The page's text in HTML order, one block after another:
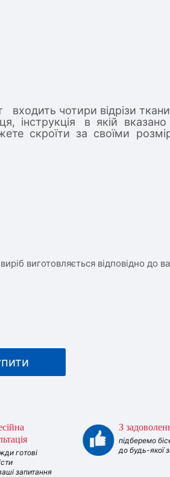
чотири відрізи
інструкція в якій
скроїти за своїми
виготовляється відповідно до
готові
запитання
З
підберемо
до будь-якої